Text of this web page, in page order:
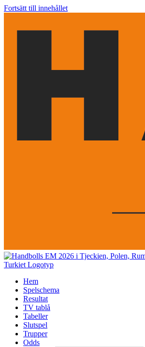
Fortsätt till innehållet
Hem
Spelschema
Resultat
TV tablå
Tabeller
Slutspel
Trupper
Odds